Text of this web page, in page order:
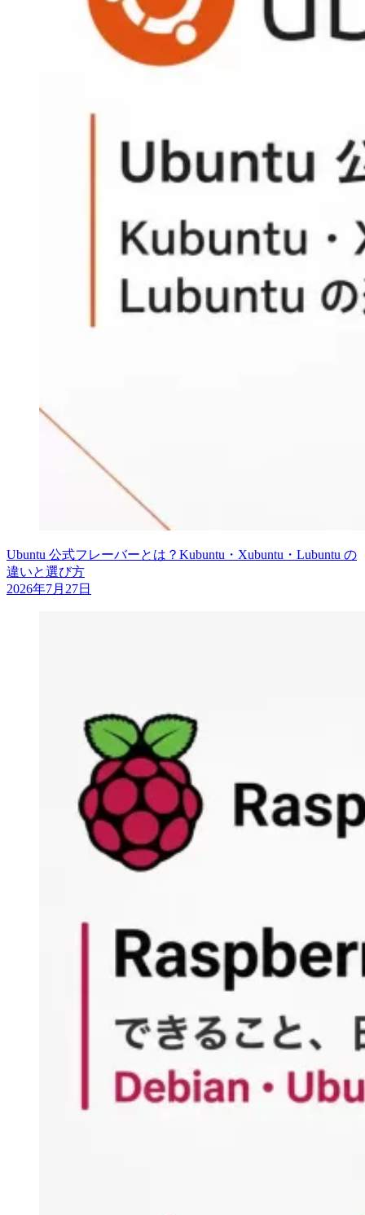
Ubuntu 公式フレーバーとは？Kubuntu・Xubuntu・Lubuntu の
違いと選び方
2026年7月27日